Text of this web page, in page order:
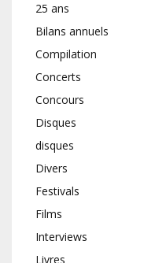
25 ans
Bilans annuels
Compilation
Concerts
Concours
Disques
disques
Divers
Festivals
Films
Interviews
Livres